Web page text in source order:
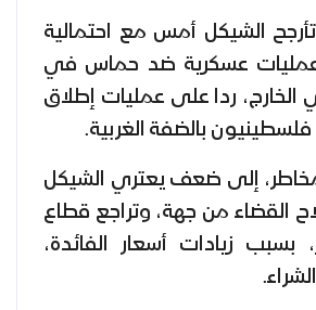
الشيكل أمس مع احتمالية
عمليات عسكرية ضد حماس في
ردا على عمليات إطلاق
فلسطينيون بالضفة الغربية.
إلى ضعف يعتري الشيكل
القضاء من جهة، وتراجع قطاع
بسبب زيادات أسعار الفائدة،